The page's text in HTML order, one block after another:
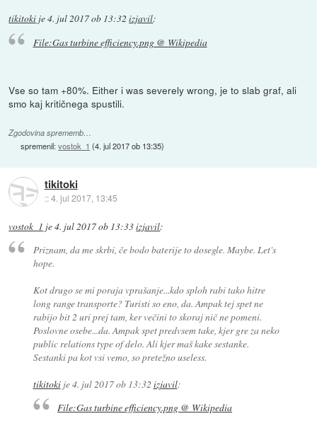
tikitoki je4. jul 2017 ob 13:32 izjavil:
File:Gas turbine efficiency.png @ Wikipedia
Vse so tam +80%. Either i was severely wrong, je to slab graf, ali
smo kaj kritičnega spustili.
Zgodovina sprememb…
spremenil:vostok_1 (4. jul 2017 ob 13:35)
tikitoki
::4. jul 2017, 13:45
vostok_1 je4. jul 2017 ob 13:33izjavil:
Priznam, da me skrbi, če bodo baterije to dosegle. Maybe. Let's
hope.
Kot drugo se mi poraja vprašanje...kdo sploh rabi tako hitre
long range transporte? Turisti so eno, da. Ampak tej spet ne
rabijo bit 2 uri prej tam, ker večini to skoraj nič ne pomeni.
Poslovne osebe...da. Ampak spet predvsem take, kjer gre za neko
public relations type of delo. Ali kjer maš kake sestanke.
Sestanki pa kot vsi vemo, so pretežno useless.
tikitokije4. jul 2017 ob 13:32 izjavil:
File:Gas turbine efficiency.png @ Wikipedia